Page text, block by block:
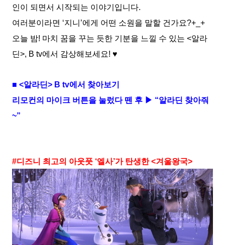
인이 되면서 시작되는 이야기입니다.
여러분이라면 ‘지니’에게 어떤 소원을 말할 건가요?+_+
오늘 밤! 마치 꿈을 꾸는 듯한 기분을 느낄 수 있는 <알라
딘>, B tv에서 감상해보세요! ♥
■ <알라딘> B tv에서 찾아보기
리모컨의 마이크 버튼을 눌렀다 뗀 후 ▶ “알라딘 찾아줘
~”
#디즈니 최고의 아웃풋 ‘엘사’가 탄생한 <겨울왕국>